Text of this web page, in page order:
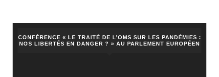
CONFÉRENCE « LE TRAITÉ DE L’OMS SUR LES PANDÉMIES :
NOS LIBERTÉS EN DANGER ? » AU PARLEMENT EUROPÉEN